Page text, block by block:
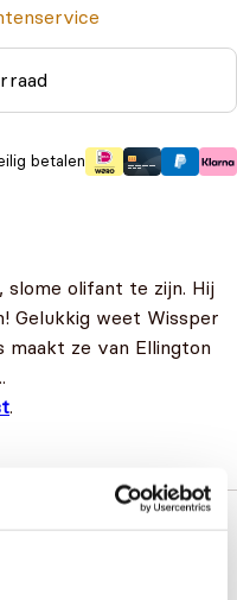
betalen
slome olifant te zijn. Hij
Gelukkig weet Wissper
maakt ze van Ellington
.